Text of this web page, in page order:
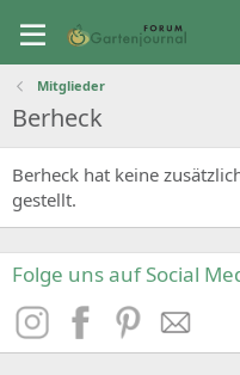
Mitglieder
Berheck
Berheck hat keine
gestellt.
Folge uns auf Social